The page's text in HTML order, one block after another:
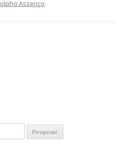
Assenço.